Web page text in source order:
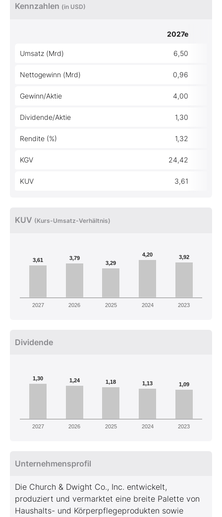
Kennzahlen (in USD)
2027e
Umsatz (Mrd) 6,50
Nettogewinn (Mrd) 0,96
Gewinn/Aktie 4,00
Dividende/Aktie 1,30
Rendite (%) 1,32
KGV 24,42
KUV 3,61
KUV (Kurs-Umsatz-Verhältnis)
3,61
3,79
3,29
4,20 3,92
2027 2026 2025 2024 2023
Dividende
1,30 1,24 1,18 1,13 1,09
2027 2026 2025 2024 2023
Unternehmensprofil
Die Church & Dwight Co., Inc. entwickelt,
produziert und vermarktet eine breite Palette von
Haushalts- und Körperpflegeprodukten sowie